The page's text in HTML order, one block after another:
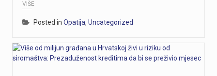
VIŠE
Posted in Opatija, Uncategorized